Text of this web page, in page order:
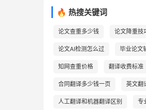
🔥 热搜关键词
论文查重多少钱 论文降重技
论文AI检测怎么过 毕业论文
知网查重价格 翻译收费标准
合同翻译多少钱一页 英文翻
人工翻译和机器翻译区别 专